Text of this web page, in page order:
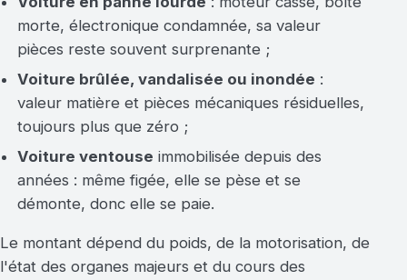
morte, électronique condamnée, sa valeur
pièces reste souvent surprenante ;
Voiture brûlée, vandalisée ou inondée :
valeur matière et pièces mécaniques résiduelles,
toujours plus que zéro ;
Voiture ventouse immobilisée depuis des
années : même figée, elle se pèse et se
démonte, donc elle se paie.
Le montant dépend du poids, de la motorisation, de
l'état des organes majeurs et du cours des